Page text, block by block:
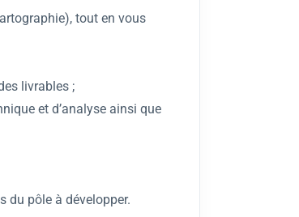
tout en vous
livrables ;
et d’analyse ainsi que
du pôle à développer.